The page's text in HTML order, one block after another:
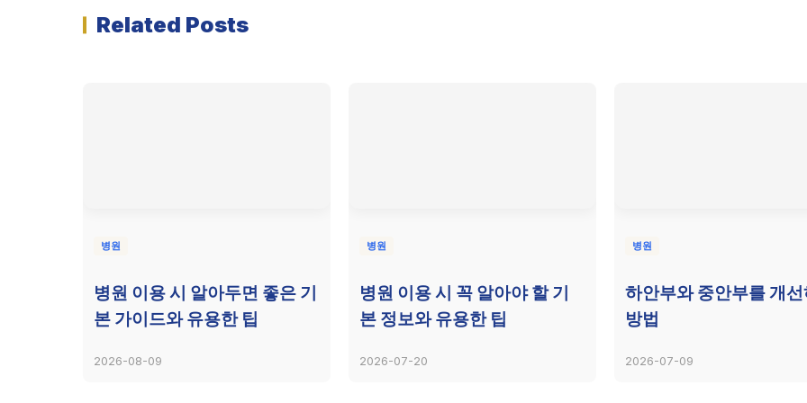
Related Posts
병원
병원 이용 시 알아두면 좋은 기
본 가이드와 유용한 팁
2026-08-09
병원
병원 이용 시 꼭 알아야 할 기
본 정보와 유용한 팁
2026-07-20
병원
하안부와 중안부를 개
방법
2026-07-09